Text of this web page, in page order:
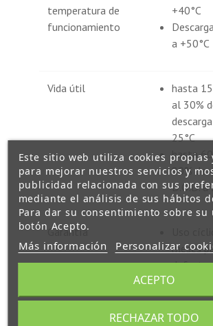
temperatura de
funcionamiento
+40°C
a +50°C
Vida útil
hasta
al 30%
25°C
hasta
80% de
D.O.D. a
Garantía
meses
Este sitio web utiliza cookies propias
para mejorar nuestros servicios y
publicidad relacionada con sus
mediante el análisis de sus hábitos
Para dar su consentimiento sobre su
botón Acepto.
Más información Personalizar
RECHAZAR TODO
ACEPTO